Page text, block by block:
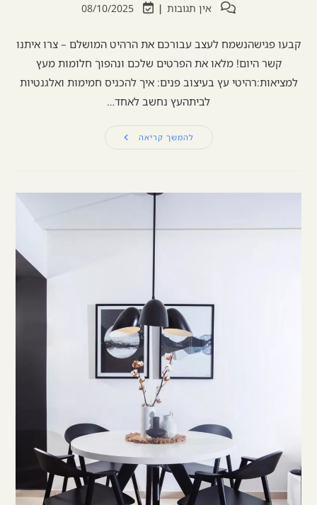
אין תגובות 08/10/2025
קבעו פגישהנשמח לעצב עבורכם את הרהיט המושלם – צרו איתנו
קשר היום! מלאו את הפרטים שלכם ונהפוך חלומות מעץ
למציאות:רהיטי עץ בעיצוב פנים: איך להכניס חמימות ואלגנטיות
לביתהעץ נחשב לאחד…
להמשך קריאה